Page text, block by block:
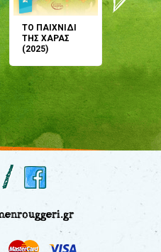
ΤΟ ΠΑΙΧΝΙΔΙ
ΤΗΣ ΧΑΡΑΣ
(2025)
μου;
(2024)